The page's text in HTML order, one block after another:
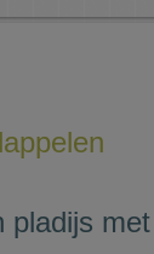
pladijs